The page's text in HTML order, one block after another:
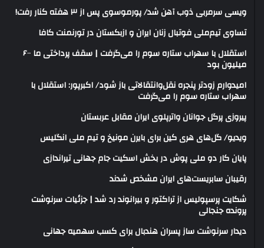
ویسی سرمربی ذوب آهن شد/ پورموسوی پس از ۳ هفته کنار رفت!
تساوی تیم‌ملی فوتبال زنان ایران و ازبکستان در تورنمنت کافا
استقلال با سهراب ستاره سوم را می‌گرفت | سقف پرداختی ما ۶۰۰
میلیون بود
امیدوارم زودتر پنجره نقل‌وانتقالاتی باز شود/ اکبرپور: استقلال با
سهراب ستاره سوم را می‌گرفت
پیروزی پرگل جوانان واترپلوی ایران مقابل عربستان
ویدیو/ گل‌های هری‌ کین برای بایرن مونیخ و تیم ملی انگلیس
پایان کار دو ملی پوش در بخش اسکیت جام جهانی تیراندازی
رقیبان سابریست‌های ایران مشخص شدند
شکایت پرسپولیس از تراکتور و بیرانوند رد شد | جزئیات سرنوشت
پرونده جنجالی
دیدار سرنوشت ساز پسران هندبال برای کسب سهمیه جهانی